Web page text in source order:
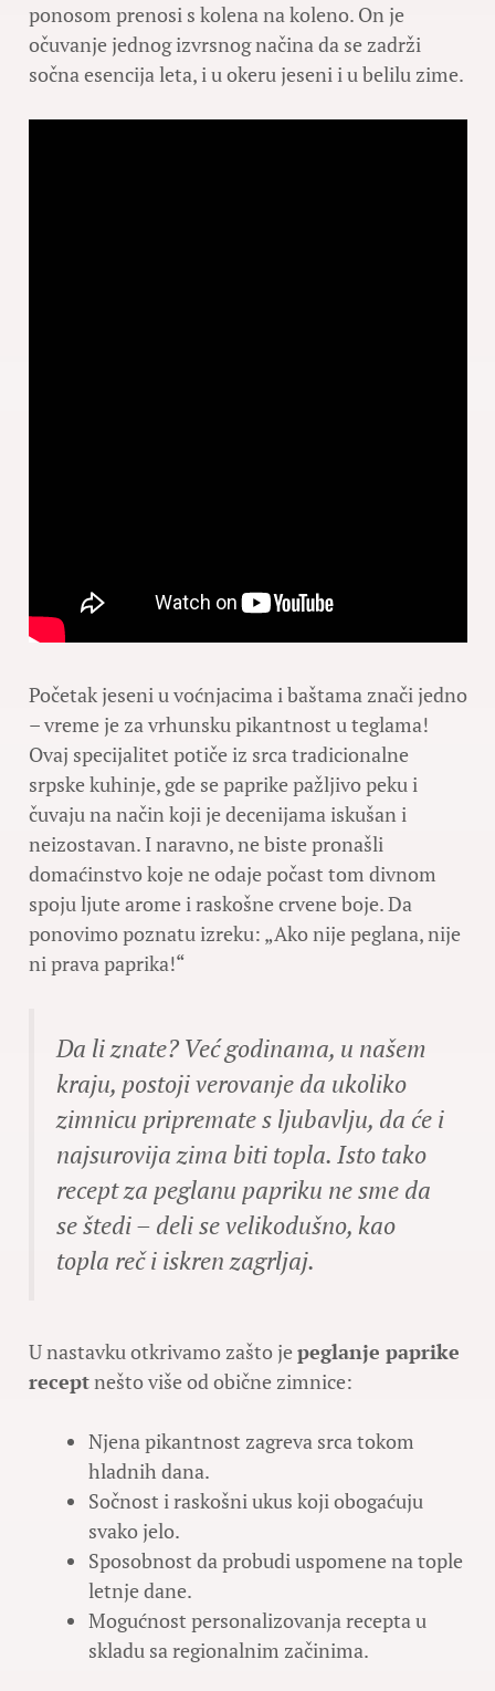
ponosom prenosi s kolena na koleno. On je
očuvanje jednog izvrsnog načina da se zadrži
sočna esencija leta, i u okeru jeseni i u belilu zime.
Početak jeseni u voćnjacima i baštama znači jedno
– vreme je za vrhunsku pikantnost u teglama!
Ovaj specijalitet potiče iz srca tradicionalne
srpske kuhinje, gde se paprike pažljivo peku i
čuvaju na način koji je decenijama iskušan i
neizostavan. I naravno, ne biste pronašli
domaćinstvo koje ne odaje počast tom divnom
spoju ljute arome i raskošne crvene boje. Da
ponovimo poznatu izreku: „Ako nije peglana, nije
ni prava paprika!“
Da li znate? Već godinama, u našem
kraju, postoji verovanje da ukoliko
zimnicu pripremate s ljubavlju, da će i
najsurovija zima biti topla. Isto tako
recept za peglanu papriku ne sme da
se štedi – deli se velikodušno, kao
topla reč i iskren zagrljaj.
U nastavku otkrivamo zašto jepeglanje paprike
receptnešto više od obične zimnice:
Njena pikantnost zagreva srca tokom
hladnih dana.
Sočnost i raskošni ukus koji obogaćuju
svako jelo.
Sposobnost da probudi uspomene na tople
letnje dane.
Mogućnost personalizovanja recepta u
skladu sa regionalnim začinima.